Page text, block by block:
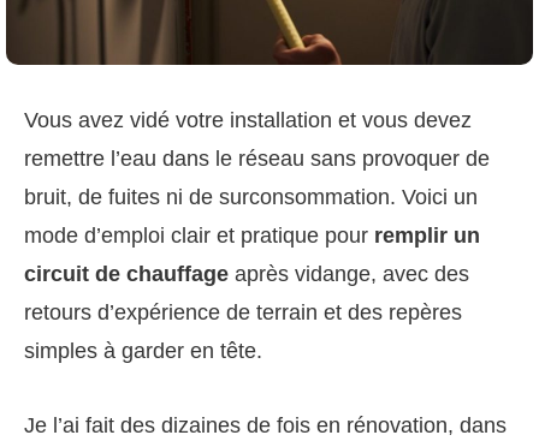
Vous avez vidé votre installation et vous devez
remettre l’eau dans le réseau sans provoquer de
bruit, de fuites ni de surconsommation. Voici un
mode d’emploi clair et pratique pour remplir un
circuit de chauffage après vidange, avec des
retours d’expérience de terrain et des repères
simples à garder en tête.
Je l’ai fait des dizaines de fois en rénovation, dans